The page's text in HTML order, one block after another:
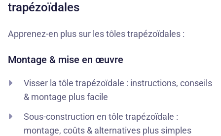
trapézoïdales
Apprenez-en plus sur les tôles trapézoïdales :
Montage & mise en œuvre
Visser la tôle trapézoïdale : instructions, conseils
& montage plus facile
Sous-construction en tôle trapézoïdale :
montage, coûts & alternatives plus simples